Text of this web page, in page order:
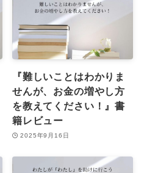
『難しいことはわかりま
せんが、お金の増やし方
を教えてください！』書
籍レビュー
2025年9月16日